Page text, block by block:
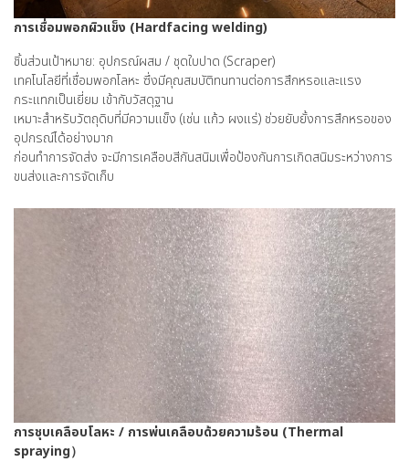
การเชื่อมพอกผิวแข็ง (Hardfacing welding)
ชิ้นส่วนเป้าหมาย: อุปกรณ์ผสม / ชุดใบปาด (Scraper)
เทคโนโลยีที่เชื่อมพอกโลหะ ซึ่งมีคุณสมบัติทนทานต่อการสึกหรอและแรง
กระแทกเป็นเยี่ยม เข้ากับวัสดุฐาน
เหมาะสำหรับวัตถุดิบที่มีความแข็ง (เช่น แก้ว ผงแร่) ช่วยยับยั้งการสึกหรอของ
อุปกรณ์ได้อย่างมาก
ก่อนทำการจัดส่ง จะมีการเคลือบสีกันสนิมเพื่อป้องกันการเกิดสนิมระหว่างการ
ขนส่งและการจัดเก็บ
การชุบเคลือบโลหะ / การพ่นเคลือบด้วยความร้อน (Thermal
spraying）